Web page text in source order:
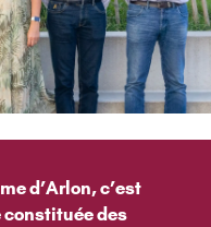
d’Arlon, c’est
constituée des